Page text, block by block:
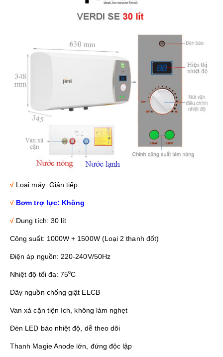
√ Loại máy: Gián tiếp
√ Bơm trợ lực: Không
√ Dung tích: 30 lít
Công suất: 1000W + 1500W (Loại 2 thanh đốt)
Điện áp nguồn: 220-240V/50Hz
Nhiệt độ tối đa: 75⁰C
Dây nguồn chống giật ELCB
Van xả cặn tiện ích, không làm nghẹt
Đèn LED báo nhiệt độ, dễ theo dõi
Thanh Magie Anode lớn, đứng độc lập